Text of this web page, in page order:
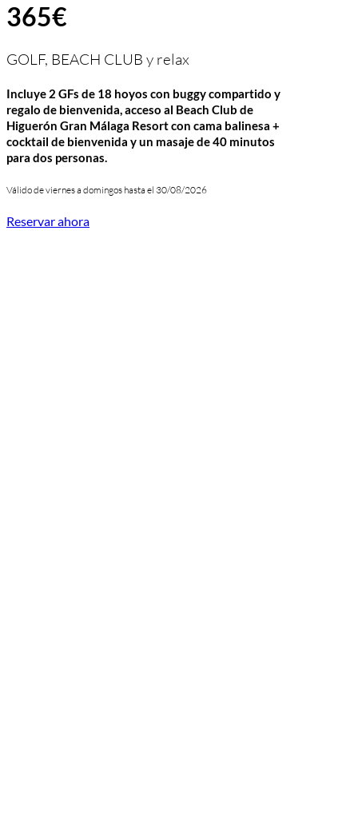
365€
GOLF, BEACH CLUB y relax
Incluye 2 GFs de 18 hoyos con buggy compartido y
regalo de bienvenida, acceso al Beach Club de
Higuerón Gran Málaga Resortcon cama balinesa +
cocktail de bienvenida y un masaje de 40 minutos
para dos personas.
Válido de viernes a domingos hasta el 30/08/2026
Reservar ahora